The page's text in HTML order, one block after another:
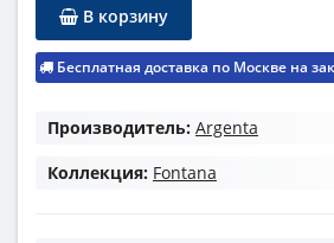
В корзину
Бесплатная доставка по Москве на
Производитель: Argenta
Коллекция: Fontana